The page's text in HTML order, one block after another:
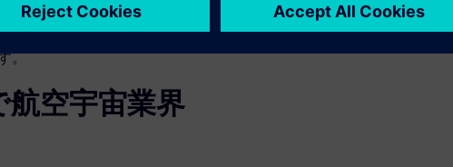
テムをデジタル・スレッド
る問題を削減し、スケジュー
。
空宇宙業界